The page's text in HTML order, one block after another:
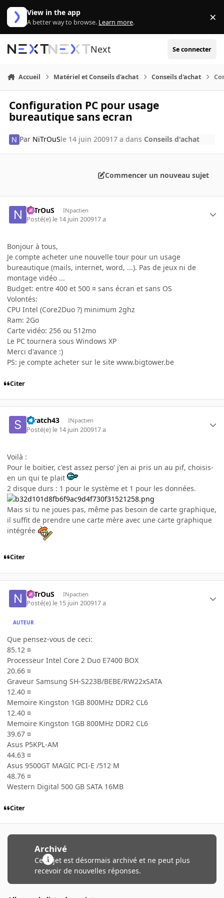
Aller au contenu
View in the app
A better way to browse. Learn more. ×
Next Se connecter
Accueil Matériel et Conseils d'achat Conseils d'achat
Configuration PC pour usage
bureautique sans ecran
Par NiTrOuSle 14 juin 200917 a dans Conseils d'achat
Commencer un nouveau sujet
NiTrOuS INpactien
Posté(e) le 14 juin 200917 a
Bonjour à tous,
Je compte acheter une nouvelle tour pour un usage
bureautique (mails, internet, word, ...). Pas de jeux ni de
montage vidéo ...
Budget: entre 400 et 500 ¤ sans écran et sans OS
Volontés:
CPU Intel (Core2Duo ?) minimum 2ghz
Ram: 2Go
Carte vidéo: 256 ou 512mo
Le PC tournera sous Windows XP
Merci d'avance :)
PS: je compte acheter sur le site www.bigtower.be
Citer
scratch43 INpactien
Posté(e) le 14 juin 200917 a
Voilà :
Pour le boitier, c'est assez perso' j'en ai pris un au pif, choisis-
en un qui te plait
2 disque durs : 1 pour le système et 1 pour les données.
Mais si tu ne joues pas, même pas besoin de carte graphique,
il suffit de prendre une carte mère avec une carte graphique
intégrée
Citer
NiTrOuS INpactien
Posté(e) le 15 juin 200917 a
AUTEUR
Que pensez-vous de ceci:
85.12 ¤
Processeur Intel Core 2 Duo E7400 BOX
20.66 ¤
Graveur Samsung SH-S223B/BEBE/RW22xSATA
12.40 ¤
Memoire Kingston 1GB 800MHz DDR2 CL6
12.40 ¤
Memoire Kingston 1GB 800MHz DDR2 CL6
39.67 ¤
Asus P5KPL-AM
44.63 ¤
Asus 9500GT MAGIC PCI-E /512 M
48.76 ¤
Western Digital 500 GB SATA 16MB
Citer
Archivé
Ce sujet est désormais archivé et ne peut plus
recevoir de nouvelles réponses.